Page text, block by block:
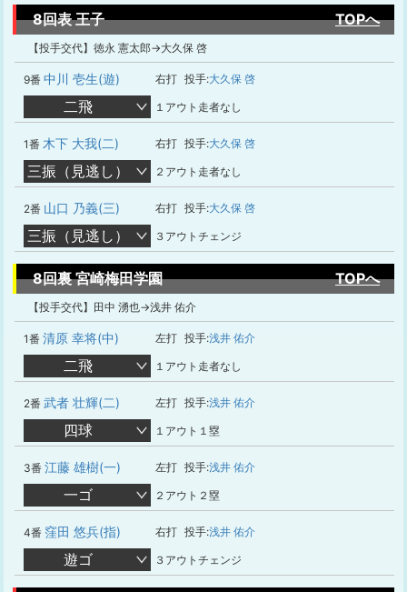
8回表 王子 TOPへ
【投手交代】徳永 憲太郎→大久保 啓
9番 中川 壱生(遊) 右打 投手:大久保 啓
二飛 １アウト走者なし
1番 木下 大我(二) 右打 投手:大久保 啓
三振（見逃し） ２アウト走者なし
2番 山口 乃義(三) 右打 投手:大久保 啓
三振（見逃し） ３アウトチェンジ
8回裏 宮崎梅田学園 TOPへ
【投手交代】田中 湧也→浅井 佑介
1番 清原 幸将(中) 左打 投手:浅井 佑介
二飛 １アウト走者なし
2番 武者 壮輝(二) 左打 投手:浅井 佑介
四球 １アウト１塁
3番 江藤 雄樹(一) 左打 投手:浅井 佑介
一ゴ ２アウト２塁
4番 窪田 悠兵(指) 右打 投手:浅井 佑介
遊ゴ ３アウトチェンジ